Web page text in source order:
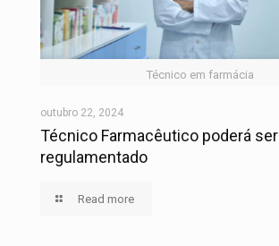
Técnico em farmácia
outubro 22, 2024
Técnico Farmacêutico poderá ser
regulamentado
Read more